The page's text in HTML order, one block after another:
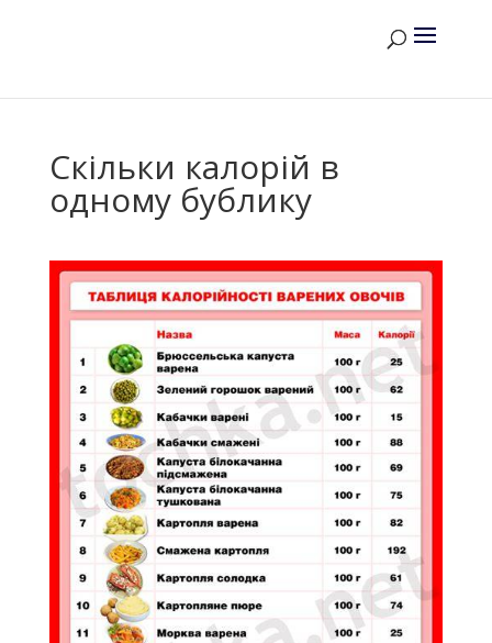
Скільки калорій в
одному бублику